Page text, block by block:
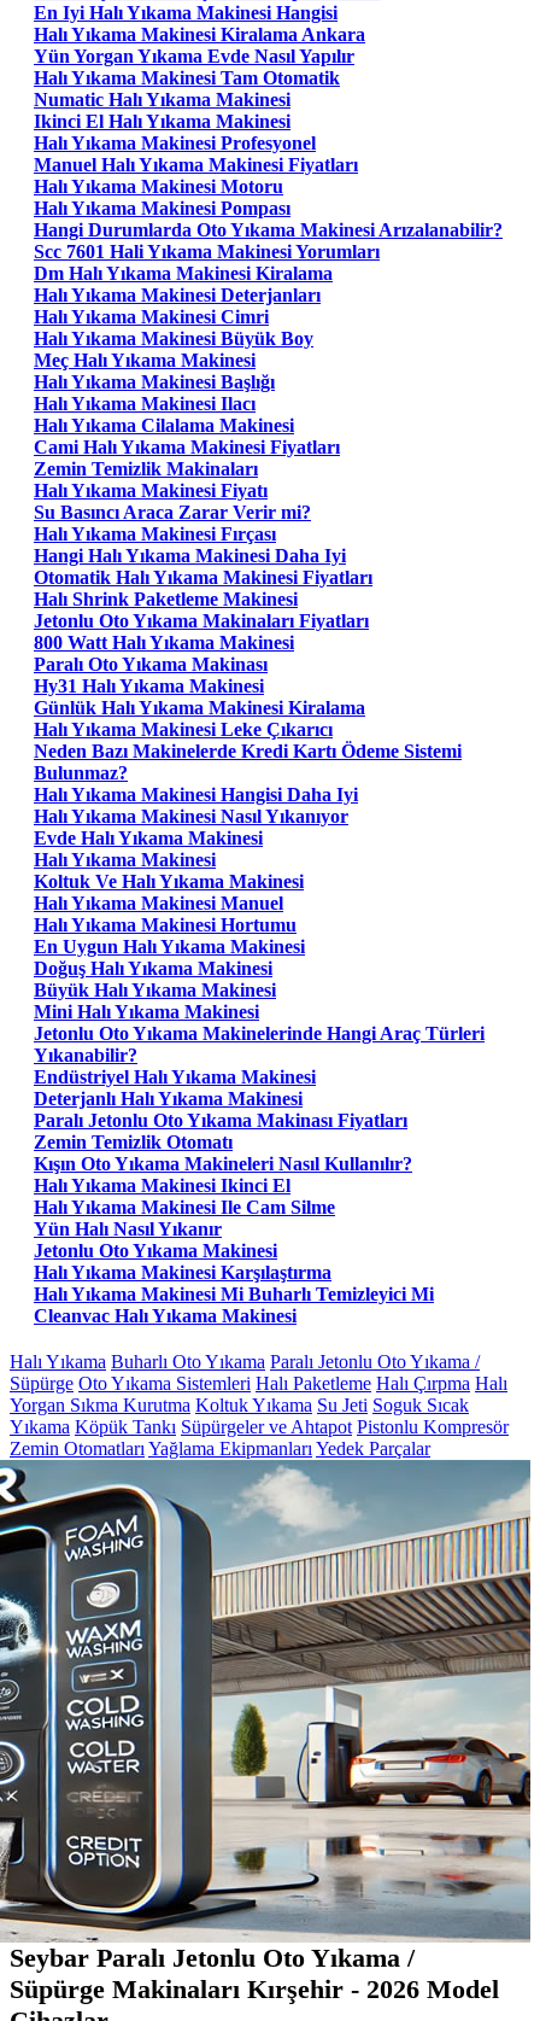
En Iyi Halı Yıkama Makinesi Hangisi
Halı Yıkama Makinesi Kiralama Ankara
Yün Yorgan Yıkama Evde Nasıl Yapılır
Halı Yıkama Makinesi Tam Otomatik
Numatic Halı Yıkama Makinesi
Ikinci El Halı Yıkama Makinesi
Halı Yıkama Makinesi Profesyonel
Manuel Halı Yıkama Makinesi Fiyatları
Halı Yıkama Makinesi Motoru
Halı Yıkama Makinesi Pompası
Hangi Durumlarda Oto Yıkama Makinesi Arızalanabilir?
Scc 7601 Hali Yıkama Makinesi Yorumları
Dm Halı Yıkama Makinesi Kiralama
Halı Yıkama Makinesi Deterjanları
Halı Yıkama Makinesi Cimri
Halı Yıkama Makinesi Büyük Boy
Meç Halı Yıkama Makinesi
Halı Yıkama Makinesi Başlığı
Halı Yıkama Makinesi Ilacı
Halı Yıkama Cilalama Makinesi
Cami Halı Yıkama Makinesi Fiyatları
Zemin Temizlik Makinaları
Halı Yıkama Makinesi Fiyatı
Su Basıncı Araca Zarar Verir mi?
Halı Yıkama Makinesi Fırçası
Hangi Halı Yıkama Makinesi Daha Iyi
Otomatik Halı Yıkama Makinesi Fiyatları
Halı Shrink Paketleme Makinesi
Jetonlu Oto Yıkama Makinaları Fiyatları
800 Watt Halı Yıkama Makinesi
Paralı Oto Yıkama Makinası
Hy31 Halı Yıkama Makinesi
Günlük Halı Yıkama Makinesi Kiralama
Halı Yıkama Makinesi Leke Çıkarıcı
Neden Bazı Makinelerde Kredi Kartı Ödeme Sistemi
Bulunmaz?
Halı Yıkama Makinesi Hangisi Daha Iyi
Halı Yıkama Makinesi Nasıl Yıkanıyor
Evde Halı Yıkama Makinesi
Halı Yıkama Makinesi
Koltuk Ve Halı Yıkama Makinesi
Halı Yıkama Makinesi Manuel
Halı Yıkama Makinesi Hortumu
En Uygun Halı Yıkama Makinesi
Doğuş Halı Yıkama Makinesi
Büyük Halı Yıkama Makinesi
Mini Halı Yıkama Makinesi
Jetonlu Oto Yıkama Makinelerinde Hangi Araç Türleri
Yıkanabilir?
Endüstriyel Halı Yıkama Makinesi
Deterjanlı Halı Yıkama Makinesi
Paralı Jetonlu Oto Yıkama Makinası Fiyatları
Zemin Temizlik Otomatı
Kışın Oto Yıkama Makineleri Nasıl Kullanılır?
Halı Yıkama Makinesi Ikinci El
Halı Yıkama Makinesi Ile Cam Silme
Yün Halı Nasıl Yıkanır
Jetonlu Oto Yıkama Makinesi
Halı Yıkama Makinesi Karşılaştırma
Halı Yıkama Makinesi Mi Buharlı Temizleyici Mi
Cleanvac Halı Yıkama Makinesi
Halı Yıkama Buharlı Oto Yıkama Paralı Jetonlu Oto Yıkama /
Süpürge Oto Yıkama Sistemleri Halı Paketleme Halı Çırpma Halı
Yorgan Sıkma Kurutma Koltuk Yıkama Su Jeti Soguk Sıcak
Yıkama Köpük Tankı Süpürgeler ve Ahtapot Pistonlu Kompresör
Zemin Otomatları Yağlama Ekipmanları Yedek Parçalar
Seybar Paralı Jetonlu Oto Yıkama /
Süpürge Makinaları Kırşehir - 2026 Model